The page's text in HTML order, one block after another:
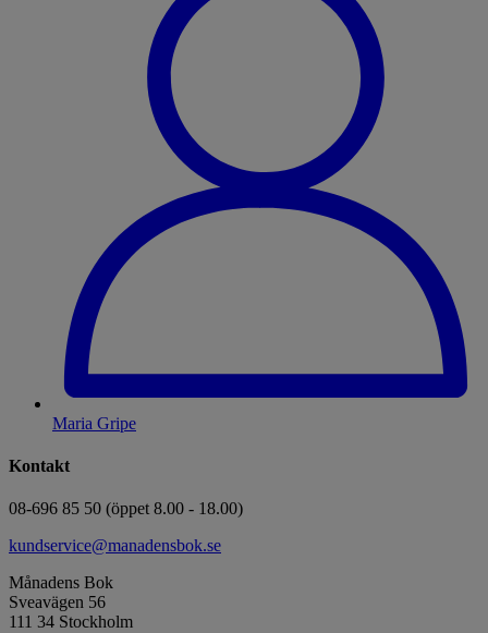
Maria Gripe
Kontakt
08-696 85 50 (öppet 8.00 - 18.00)
kundservice@manadensbok.se
Månadens Bok
Sveavägen 56
111 34 Stockholm